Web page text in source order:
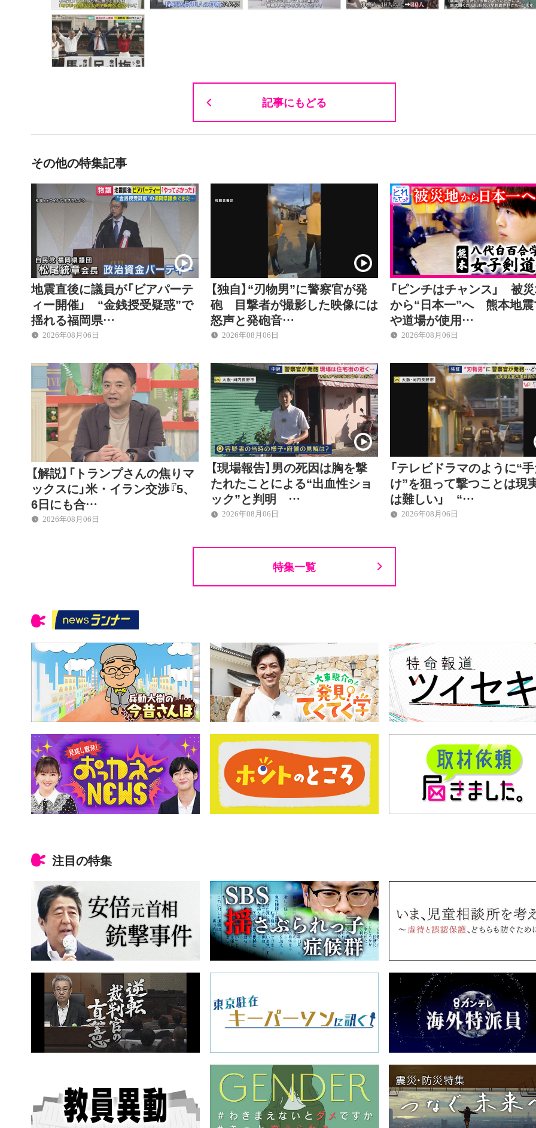
記事にもどる
その他の特集記事
地震直後に議員が「ビアパーテ
ィー開催」 “金銭授受疑惑”で
揺れる福岡県…
2026年08月06日
【独自】“刃物男”に警察官が発
砲 目撃者が撮影した映像には
怒声と発砲音…
2026年08月06日
「ピンチはチャンス」 被
から“日本一”へ 熊本地
や道場が使用…
2026年08月06日
【解説】「トランプさんの焦りマ
ックスに」米・イラン交渉『5、
6日にも合…
2026年08月06日
【現場報告】男の死因は胸を撃
たれたことによる“出血性ショ
ック”と判明 …
2026年08月06日
「テレビドラマのように“
け”を狙って撃つことは現
は難しい」 “…
2026年08月06日
特集一覧
注目の特集